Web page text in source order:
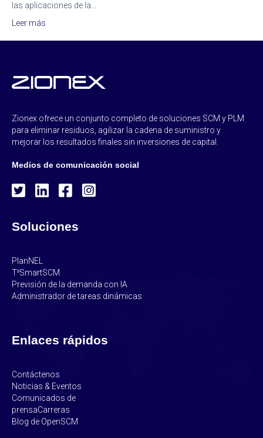
las aplicaciones de la…
Leer más
Zionex ofrece un conjunto completo de soluciones SCM y PLM
para eliminar residuos, agilizar la cadena de suministro y
mejorar los resultados finales sin inversiones de capital.
Medios de comunicación social
Soluciones
PlanNEL
T³SmartSCM
Previsión de la demanda con IA
Administrador de tareas dinámicas
Enlaces rápidos
Contáctenos
Noticias & Eventos
Comunicados de
prensaCarreras
Blog de OpenSCM